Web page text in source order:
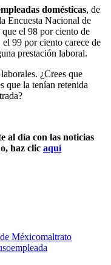
domésticas, de
Encuesta Nacional de
el 98 por ciento de
el 99 por ciento carece de
prestación laboral.
¿Crees que
que la tenían retenida
al día con las noticias
haz clic aquí
Méxicomaltrato
empleada